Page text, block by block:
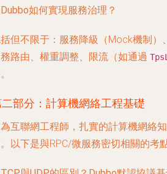
如何實現服務治理？
但不限于：服務降級（Mock機制）
路由、權重調整、限流（如通過
部分：計算機網絡工程基礎
互聯網工程師，扎實的計算機網絡
以下是與RPC/微服務密切相關的考